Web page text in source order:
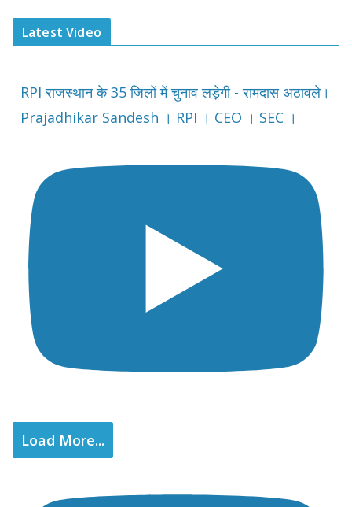
Latest Video
RPI राजस्थान के 35 जिलों में चुनाव लड़ेगी - रामदास अठावले।
Prajadhikar Sandesh । RPI । CEO । SEC ।
Load More...